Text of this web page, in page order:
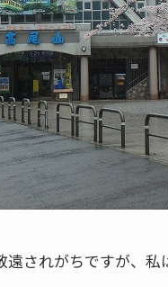
されがちですが、私